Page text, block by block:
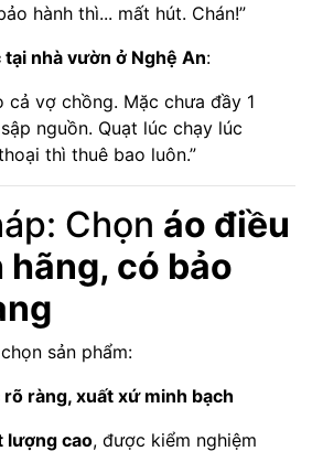
hành thì... mất hút. Chán!”
tại nhà vườn ở Nghệ An:
cả vợ chồng. Mặc chưa đầy 1
nguồn. Quạt lúc chạy lúc
thì thuê bao luôn.”
Chọn áo điều
hãng, có bảo
sản phẩm:
ràng, xuất xứ minh bạch
lượng cao, được kiểm nghiệm